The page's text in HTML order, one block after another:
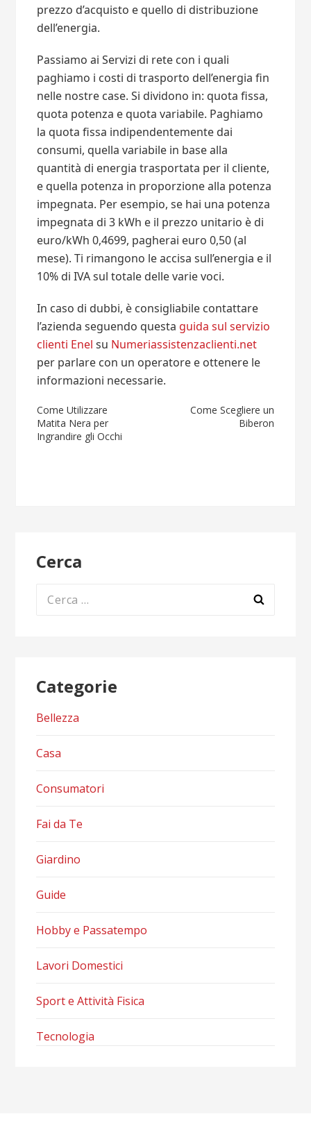
prezzo d’acquisto e quello di distribuzione
dell’energia.
Passiamo ai Servizi di rete con i quali
paghiamo i costi di trasporto dell’energia fin
nelle nostre case. Si dividono in: quota fissa,
quota potenza e quota variabile. Paghiamo
la quota fissa indipendentemente dai
consumi, quella variabile in base alla
quantità di energia trasportata per il cliente,
e quella potenza in proporzione alla potenza
impegnata. Per esempio, se hai una potenza
impegnata di 3 kWh e il prezzo unitario è di
euro/kWh 0,4699, pagherai euro 0,50 (al
mese). Ti rimangono le accisa sull’energia e il
10% di IVA sul totale delle varie voci.
In caso di dubbi, è consigliabile contattare
l’azienda seguendo questa guida sul servizio
clienti Enel su Numeriassistenzaclienti.net
per parlare con un operatore e ottenere le
informazioni necessarie.
Navigazione
articoli
Come Utilizzare
Matita Nera per
Ingrandire gli Occhi
Come Scegliere un
Biberon
Cerca
Ricerca
Categorie
Bellezza
Casa
Consumatori
Fai da Te
Giardino
Guide
Hobby e Passatempo
Lavori Domestici
Sport e Attività Fisica
Tecnologia